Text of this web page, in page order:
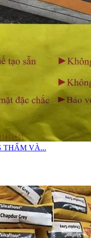
THẤM VÀ...